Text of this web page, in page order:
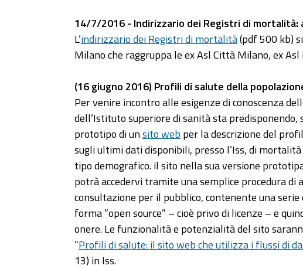
14/7/2016 - Indirizzario dei Registri di mortalità:
L’indirizzario dei Registri di mortalità(pdf 500 kb)
Milano che raggruppa le ex Asl Città Milano, ex
(16 giugno 2016) Profili di salute della
Per venire incontro alle esigenze di conoscenza
dell’Istituto superiore di sanità sta
prototipo di unsito web per la descrizione del
sugli ultimi dati disponibili, presso l’Iss, di
tipo demografico. il sito nella sua versione
potrà accedervi tramite una semplice procedura di
consultazione per il pubblico, contenente una
forma “open source” – cioè privo di licenze – e
onere. Le funzionalità e potenzialità del sito
“Profili di salute: il sito web che utilizza i flussi di
13) in Iss.